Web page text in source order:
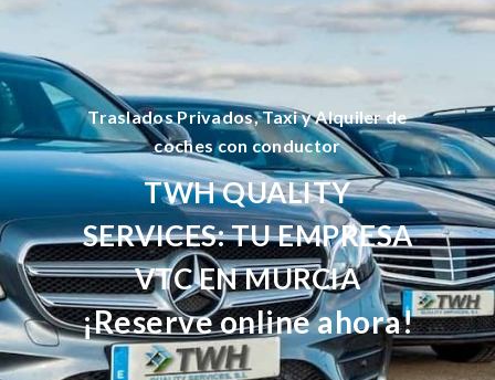
Traslados Privados, Taxi y Alquiler de
coches con conductor
TWH QUALITY
SERVICES: TU EMPRESA
VTC EN MURCIA
¡Reserve online ahora!